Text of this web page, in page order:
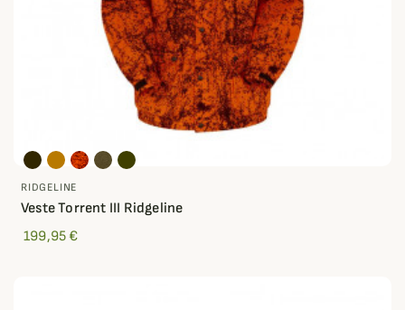
RIDGELINE
Veste Torrent III Ridgeline
199,95 €